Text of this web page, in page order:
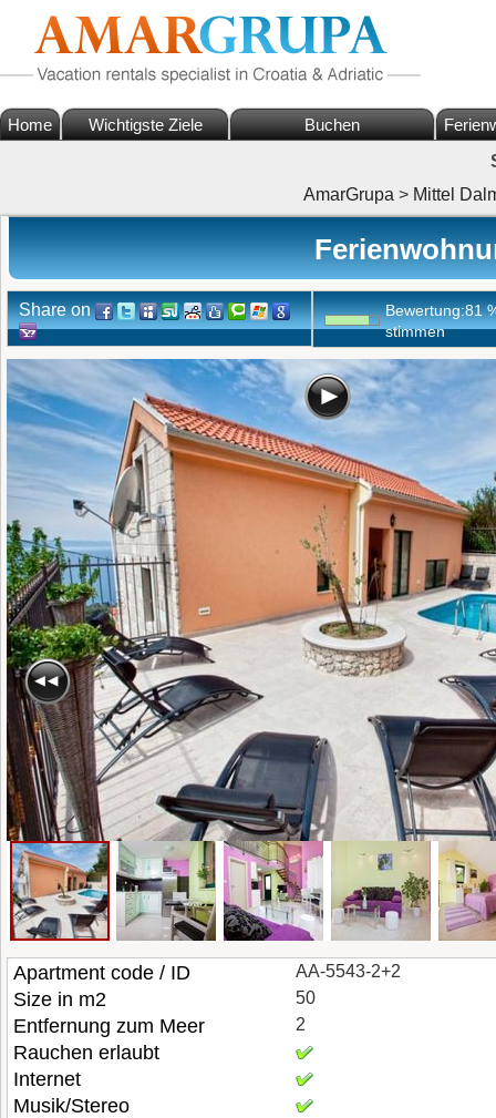
Home Wichtigste Ziele Buchen
AmarGrupa > Mittel
Share on Bewertung:81
stimmen
Apartment code / ID AA-5543-2+2
Size in m2 50
Entfernung zum Meer 2
Rauchen erlaubt
Internet
Musik/Stereo